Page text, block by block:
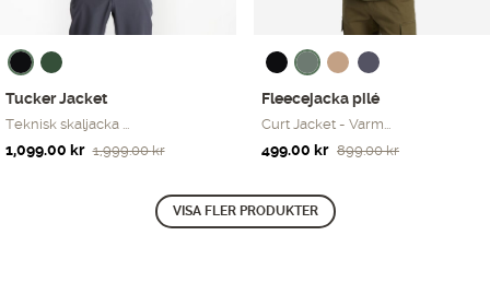
Tucker Jacket
Teknisk skaljacka ...
1,999.00kr
Det
1,099.00 kr
Det
Fleecejacka pilé
Curt Jacket - Varm...
899.00kr
Det
priset
var:
499.00 kr
Det
priset
är:
VISA FLER PRODUKTER